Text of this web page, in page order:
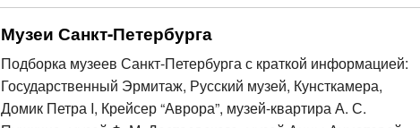
Музеи Санкт-Петербурга
Подборка музеев Санкт-Петербурга с краткой информацией:
Государственный Эрмитаж, Русский музей, Кунсткамера,
Домик Петра I, Крейсер “Аврора”, музей-квартира А. С.